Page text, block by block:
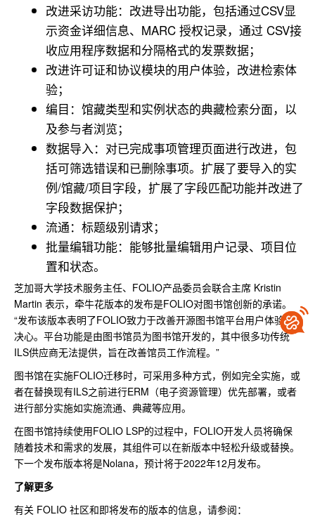
改进采访功能：改进导出功能，包括通过CSV显
示资金详细信息、MARC 授权记录，通过 CSV接
收应用程序数据和分隔格式的发票数据；
改进许可证和协议模块的用户体验，改进检索体
验；
编目：馆藏类型和实例状态的典藏检索分面，以
及参与者浏览；
数据导入：对已完成事项管理页面进行改进，包
括可筛选错误和已删除事项。扩展了要导入的实
例/馆藏/项目字段，扩展了字段匹配功能并改进了
字段数据保护；
流通：标题级别请求；
批量编辑功能：能够批量编辑用户记录、项目位
置和状态。
芝加哥大学技术服务主任、FOLIO产品委员会联合主席 Kristin
Martin 表示，牵牛花版本的发布是FOLIO对图书馆创新的承诺。
“发布该版本表明了FOLIO致力于改善开源图书馆平台用户体验的
决心。平台功能是由图书馆员为图书馆开发的，其中很多功传统
ILS供应商无法提供，旨在改善馆员工作流程。”
图书馆在实施FOLIO迁移时，可采用多种方式，例如完全实施，或
者在替换现有ILS之前进行ERM（电子资源管理）优先部署，或者
进行部分实施如实施流通、典藏等应用。
在图书馆持续使用FOLIO LSP的过程中，FOLIO开发人员将确保
随着技术和需求的发展，其组件可以在新版本中轻松升级或替换。
下一个发布版本将是Nolana，预计将于2022年12月发布。
了解更多
有关 FOLIO 社区和即将发布的版本的信息，请参阅：